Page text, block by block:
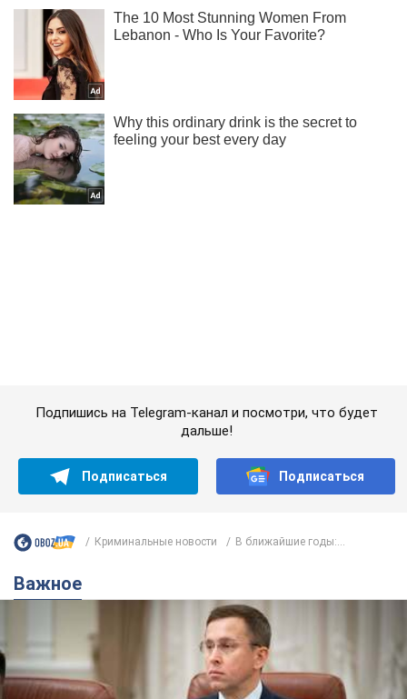
Важное
С 1 сентября украинским учителям повысят
зарплаты: Корецкий раскрыл подробности
Одновременно с повышением зарплат педагогам